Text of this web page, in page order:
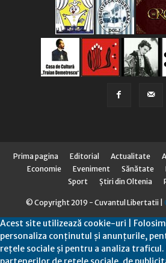
Prima pagina Editorial Actualitate
Economie
Eveniment Sănătate
Sport
Știri din Oltenia
© Copyright 2019 - Cuvantul Libertatii |
Acest site utilizează cookie-uri |
personaliza conținutul și anunțurile,
rețele sociale și pentru a analiza